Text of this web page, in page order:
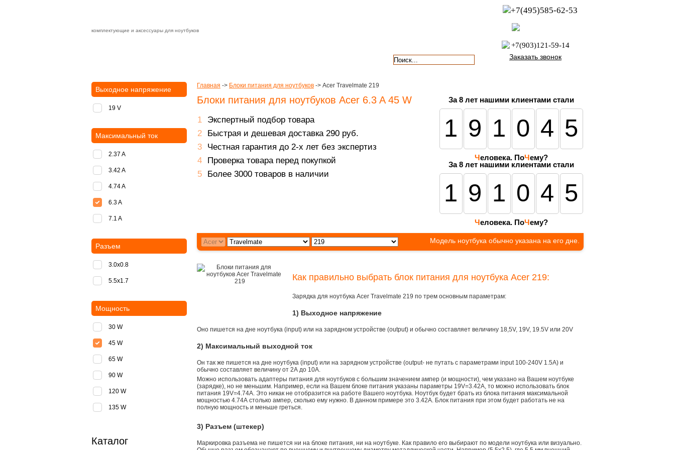
комплектующие и аксессуары для ноутбуков
+7(495)585-62-53
+7(903)121-59-14
Заказать звонок
Главная -> Блоки питания для ноутбуков -> Acer Travelmate 219
За8 лет нашими клиентами стали
191045
Человека. ПоЧему?
Блоки питания для ноутбуков Acer 6.3 A 45 W
Экспертный подбор товара
Быстрая и дешевая доставка 290 руб.
Честная гарантия до 2-х лет без экспертиз
Проверка товара перед покупкой
Более 3000 товаров в наличии
За 8 лет нашими клиентами стали
191045
Человека. ПоЧему?
Модель ноутбука обычно указана на его дне.
Как правильно выбрать блок питания для ноутбука Acer 219:
Зарядка для ноутбука Acer Travelmate 219 по трем основным параметрам:
1) Выходное напряжение
Оно пишется на дне ноутбука (input) или на зарядном устройстве (output) и обычно составляет величину 18,5V, 19V, 19.5V или 20V
2) Максимальный выходной ток
Он так же пишется на дне ноутбука (input) или на зарядном устройстве (output- не путать с параметрами input 100-240V 1.5A) и
обычно составляет величину от 2А до 10A.
Можно использовать адаптеры питания для ноутбуков с большим значением ампер (и мощности), чем указано на Вашем ноутбуке
(зарядке), но не меньшим. Например, если на Вашем блоке питания указаны параметры 19V=3.42A, то можно использовать блок
питания 19V=4.74A. Это никак не отобразится на работе Вашего ноутбука. Ноутбук будет брать из блока питания максимальной
мощностью 4.74А столько ампер, сколько ему нужно. В данном примере это 3.42А. Блок питания при этом будет работать не на
полную мощность и меньше греться.
3) Разъем (штекер)
Маркировка разъема не пишется ни на блоке питания, ни на ноутбуке. Как правило его выбирают по модели ноутбука или визуально.
Выходное напряжение
19 V
Максимальный ток
2.37 A
3.42 A
4.74 A
6.3 A
7.1 A
Разъем
3.0x0.8
5.5х1.7
Мощность
30 W
45 W
65 W
90 W
120 W
135 W
Каталог